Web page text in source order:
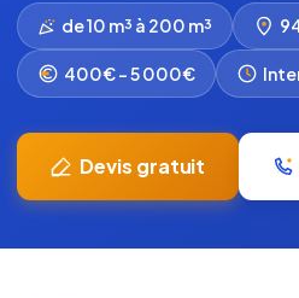
de 10 m³ à 200 m³
400€ – 5 000€
Devis gratuit